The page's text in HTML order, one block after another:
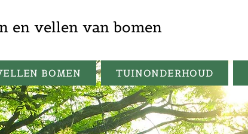
en vellen van bomen
BOMEN TUINONDERHOUD